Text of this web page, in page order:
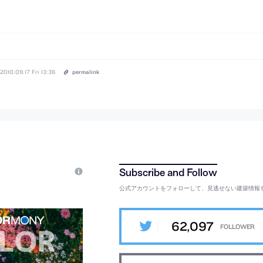
2010.09.17 Fri 13:36 permalink
公式アカウントをフォローして、見逃せない建築情報
62,097